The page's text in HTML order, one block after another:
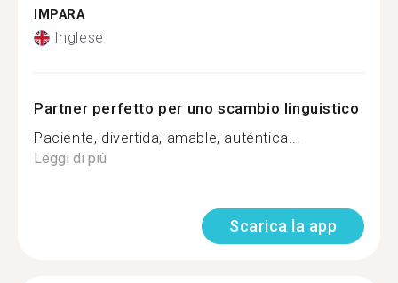
IMPARA
Inglese
Partner perfetto per uno scambio linguistico
Paciente, divertida, amable, auténtica...
Leggi di più
Scarica la app